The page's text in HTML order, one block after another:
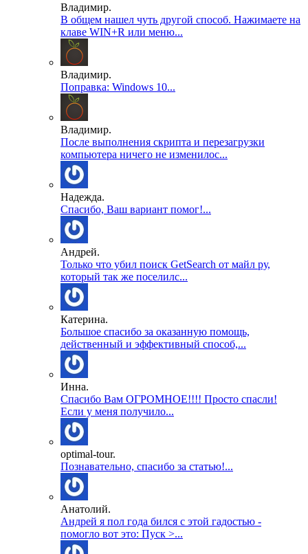
Владимир.
В общем нашел чуть другой способ. Нажимаете на
клаве WIN+R или меню...
Владимир.
Поправка: Windows 10...
Владимир.
После выполнения скрипта и перезагрузки
компьютера ничего не изменилос...
Надежда.
Спасибо, Ваш вариант помог!...
Андрей.
Только что убил поиск GetSearch от майл ру,
который так же поселилс...
Катерина.
Большое спасибо за оказанную помощь,
действенный и эффективный способ,...
Инна.
Спасибо Вам ОГРОМНОЕ!!!! Просто спасли!
Если у меня получило...
optimal-tour.
Познавательно, спасибо за статью!...
Анатолий.
Андрей я пол года бился с этой гадостью -
помогло вот это: Пуск >...